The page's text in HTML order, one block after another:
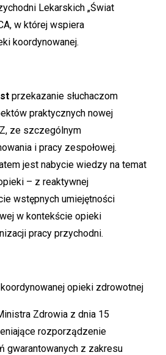
Lekarskich „Świat
w której wspiera
koordynowanej.
przekazanie słuchaczom
praktycznych nowej
ze szczególnym
i pracy zespołowej.
jest nabycie wiedzy na temat
– z reaktywnej
wstępnych umiejętności
w kontekście opieki
pracy przychodni.
opieki zdrowotnej
Zdrowia z dnia 15
rozporządzenie
gwarantowanych z zakresu